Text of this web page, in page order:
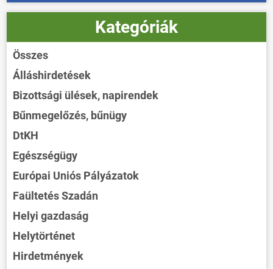
Kategóriák
Összes
Álláshirdetések
Bizottsági ülések, napirendek
Bűnmegelőzés, bűnügy
DtKH
Egészségügy
Európai Uniós Pályázatok
Faültetés Szadán
Helyi gazdaság
Helytörténet
Hirdetmények